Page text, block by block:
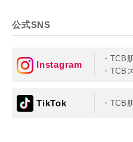
公式SNS
Instagram
TCB
TCB
TikTok TCB